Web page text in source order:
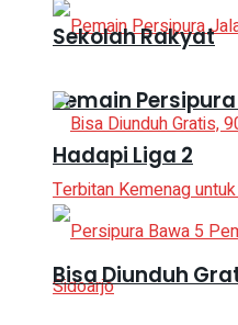
Pemain
Hadapi Liga 2
Sekolah Rakyat
Bisa Diunduh